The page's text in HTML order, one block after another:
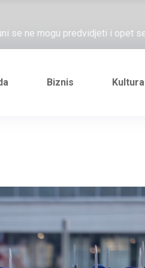
se ne mogu predvidjeti i opet se
je probio blokadu koja je
Biznis Kultura